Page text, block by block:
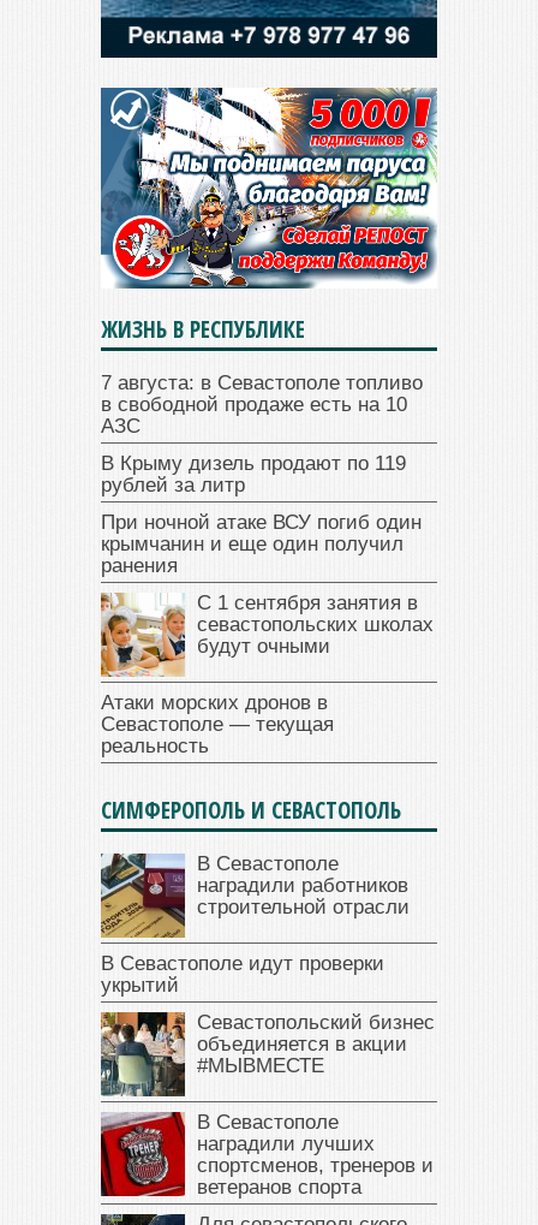
ЖИЗНЬ В РЕСПУБЛИКЕ
7 августа: в Севастополе топливо
в свободной продаже есть на 10
АЗС
В Крыму дизель продают по 119
рублей за литр
При ночной атаке ВСУ погиб один
крымчанин и еще один получил
ранения
С 1 сентября занятия в
севастопольских школах
будут очными
Атаки морских дронов в
Севастополе — текущая
реальность
СИМФЕРОПОЛЬ И СЕВАСТОПОЛЬ
В Севастополе
наградили работников
строительной отрасли
В Севастополе идут проверки
укрытий
Севастопольский бизнес
объединяется в акции
#МЫВМЕСТЕ
В Севастополе
наградили лучших
спортсменов, тренеров и
ветеранов спорта